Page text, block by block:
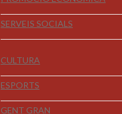
SERVEIS SOCIALS
CULTURA
ESPORTS
GENT GRAN